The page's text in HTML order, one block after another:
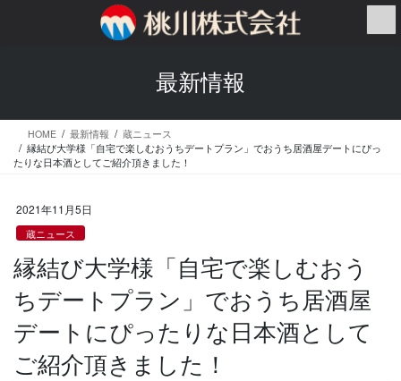
ス
ン
最新情報
HOME 最新情報
蔵ニュース
縁結び大学様「自宅で楽しむおうちデートプラン」でおうち居酒屋デートにぴっ
たりな日本酒としてご紹介頂きました！
2021年11月5日
蔵ニュース
縁結び大学様「自宅で楽しむおう
ちデートプラン」でおうち居酒屋
デートにぴったりな日本酒として
ご紹介頂きました！